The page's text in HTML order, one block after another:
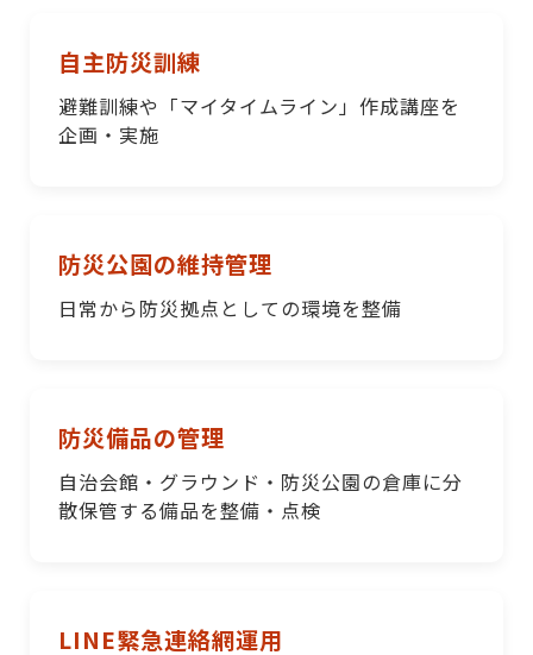
自主防災訓練
避難訓練や「マイタイムライン」作成講座を
企画・実施
防災公園の維持管理
日常から防災拠点としての環境を整備
防災備品の管理
自治会館・グラウンド・防災公園の倉庫に分
散保管する備品を整備・点検
LINE緊急連絡網運用